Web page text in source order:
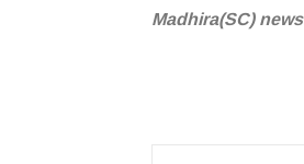
Madhira(SC) news